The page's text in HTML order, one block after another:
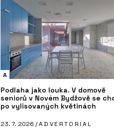
A
Podlaha jako louka. V domově
seniorů v Novém Bydžově se
po vylisovaných květinách
23. 7. 2026 /ADVERTORIAL